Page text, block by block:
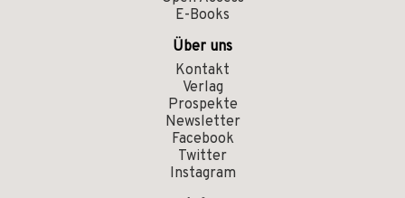
E-Books
Über uns
Kontakt
Verlag
Prospekte
Newsletter
Facebook
Twitter
Instagram